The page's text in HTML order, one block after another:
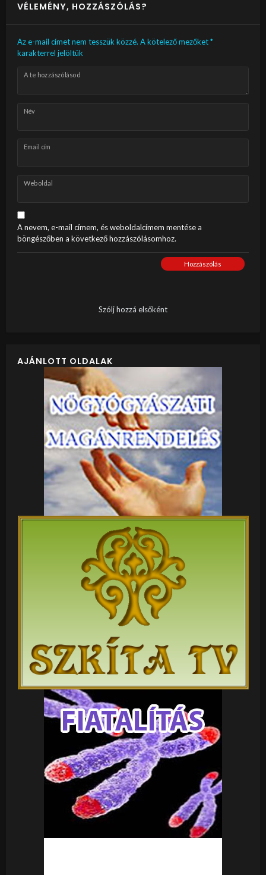
VÉLEMÉNY, HOZZÁSZÓLÁS?
Az e-mail címet nem tesszük közzé. A kötelező mezőket*
karakterrel jelöltük
A te hozzászólásod
Név
Email cím
Weboldal
A nevem, e-mail címem, és weboldalcímem mentése a
böngészőben a következő hozzászólásomhoz.
Hozzászólás
Szólj hozzá elsőként
AJÁNLOTT OLDALAK